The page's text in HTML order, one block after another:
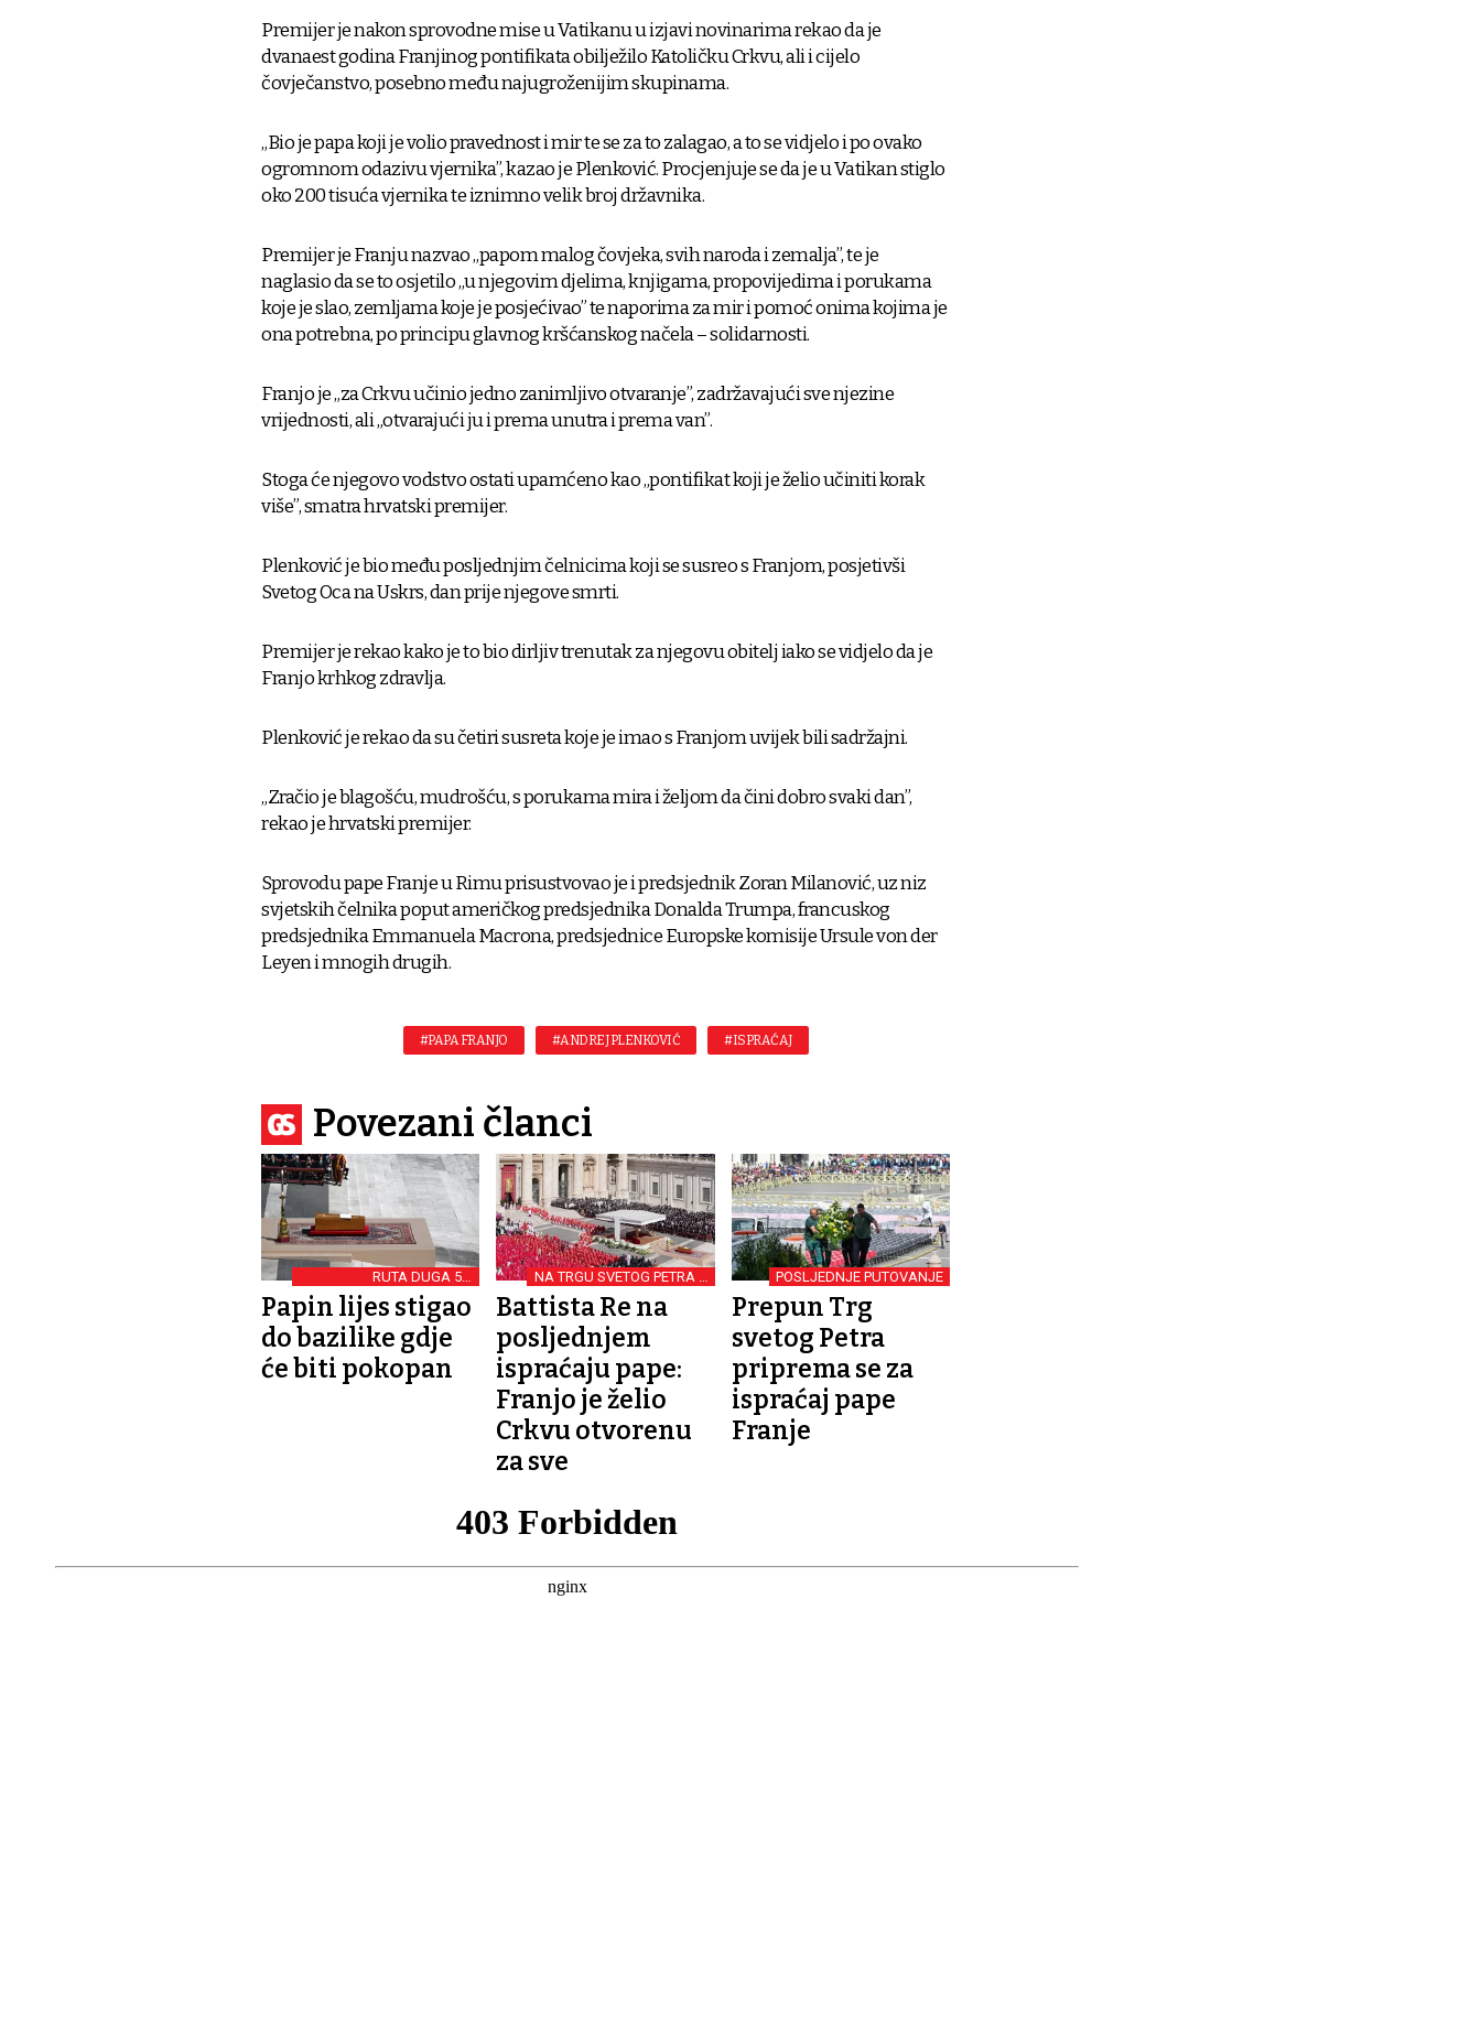
Premijer je nakon sprovodne mise u Vatikanu u izjavi novinarima rekao da je
dvanaest godina Franjinog pontifikata obilježilo Katoličku Crkvu, ali i cijelo
čovječanstvo, posebno među najugroženijim skupinama.
„Bio je papa koji je volio pravednost i mir te se za to zalagao, a to se vidjelo i po ovako
ogromnom odazivu vjernika”, kazao je Plenković. Procjenjuje se da je u Vatikan stiglo
oko 200 tisuća vjernika te iznimno velik broj državnika.
Premijer je Franju nazvao „papom malog čovjeka, svih naroda i zemalja”, te je
naglasio da se to osjetilo „u njegovim djelima, knjigama, propovijedima i porukama
koje je slao, zemljama koje je posjećivao” te naporima za mir i pomoć onima kojima je
ona potrebna, po principu glavnog kršćanskog načela – solidarnosti.
Franjo je „za Crkvu učinio jedno zanimljivo otvaranje”, zadržavajući sve njezine
vrijednosti, ali „otvarajući ju i prema unutra i prema van”.
Stoga će njegovo vodstvo ostati upamćeno kao „pontifikat koji je želio učiniti korak
više”, smatra hrvatski premijer.
Plenković je bio među posljednjim čelnicima koji se susreo s Franjom, posjetivši
Svetog Oca na Uskrs, dan prije njegove smrti.
Premijer je rekao kako je to bio dirljiv trenutak za njegovu obitelj iako se vidjelo da je
Franjo krhkog zdravlja.
Plenković je rekao da su četiri susreta koje je imao s Franjom uvijek bili sadržajni.
„Zračio je blagošću, mudrošću, s porukama mira i željom da čini dobro svaki dan”,
rekao je hrvatski premijer.
Sprovodu pape Franje u Rimu prisustvovao je i predsjednik Zoran Milanović, uz niz
svjetskih čelnika poput američkog predsjednika Donalda Trumpa, francuskog
predsjednika Emmanuela Macrona, predsjednice Europske komisije Ursule von der
Leyen i mnogih drugih.
#PAPA FRANJO #ANDREJ PLENKOVIĆ #ISPRAĆAJ
Povezani članci
RUTA DUGA 5,5
KILOMETARA
Papin lijes stigao
do bazilike gdje
će biti pokopan
NA TRGU SVETOG PETRA U
VATIKANU
Battista Re na
posljednjem
ispraćaju pape:
Franjo je želio
Crkvu otvorenu
za sve
POSLJEDNJE PUTOVANJE
Prepun Trg
svetog Petra
priprema se za
ispraćaj pape
Franje